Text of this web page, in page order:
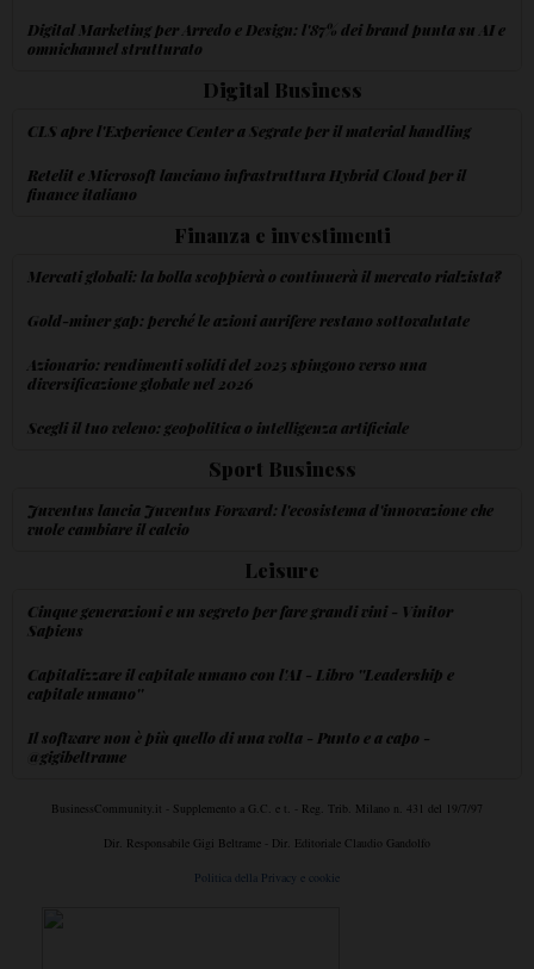
Digital Marketing per Arredo e Design: l'87% dei brand punta su AI e
omnichannel strutturato
Digital Business
CLS apre l'Experience Center a Segrate per il material handling
Retelit e Microsoft lanciano infrastruttura Hybrid Cloud per il
finance italiano
Finanza e investimenti
Mercati globali: la bolla scoppierà o continuerà il mercato rialzista?
Gold-miner gap: perché le azioni aurifere restano sottovalutate
Azionario: rendimenti solidi del 2025 spingono verso una
diversificazione globale nel 2026
Scegli il tuo veleno: geopolitica o intelligenza artificiale
Sport Business
Juventus lancia Juventus Forward: l'ecosistema d'innovazione che
vuole cambiare il calcio
Leisure
Cinque generazioni e un segreto per fare grandi vini - Vinitor
Sapiens
Capitalizzare il capitale umano con l'AI - Libro ''Leadership e
capitale umano''
Il software non è più quello di una volta - Punto e a capo -
@gigibeltrame
BusinessCommunity.it - Supplemento a G.C. e t. - Reg. Trib. Milano n. 431 del 19/7/97
Dir. Responsabile Gigi Beltrame - Dir. Editoriale Claudio Gandolfo
Politica della Privacy e cookie